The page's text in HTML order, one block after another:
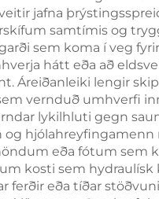
jafna
samtímis og
sem koma í veg
hátt eða að
Áreiðanleiki lengir
vernduð umhverfi
lykilhluti gegn
og hjólahreyfingamenn
eða fótum sem
kosti sem hydraulísk
ferðir eða tíðar